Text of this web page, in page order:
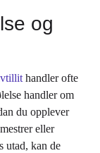
og
handler ofte
handler om
du opplever
eller
utad, kan de